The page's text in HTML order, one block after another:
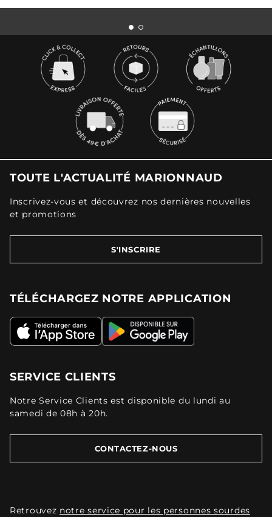
TOUTE L'ACTUALITÉ MARIONNAUD
Inscrivez-vous et découvrez nos dernières nouvelles
et promotions
S'INSCRIRE
TÉLÉCHARGEZ NOTRE APPLICATION
SERVICE CLIENTS
Notre Service Clients est disponible du lundi au
samedi de 08h à 20h.
CONTACTEZ-NOUS
Retrouvez notre service pour les personnes sourdes